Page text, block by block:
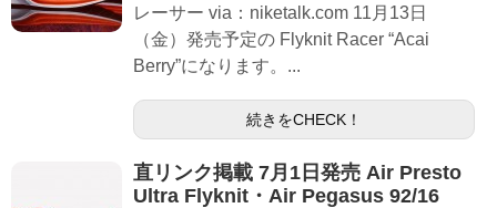
レーサー via：niketalk.com 11月13日
（金）発売予定の Flyknit Racer “Acai
Berry”になります。...
続きをCHECK！
直リンク掲載 7月1日発売 Air Presto
Ultra Flyknit・Air Pegasus 92/16